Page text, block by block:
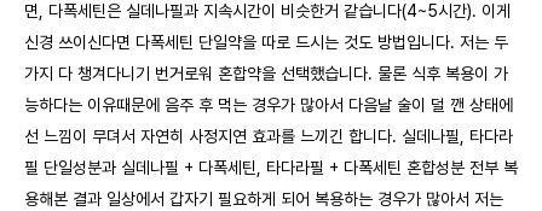
면, 다폭세틴은 실데나필과 지속시간이 비슷한거 같습니다(4~5시간). 이게
신경 쓰이신다면 다폭세틴 단일약을 따로 드시는 것도 방법입니다. 저는 두
가지 다 챙겨다니기 번거로워 혼합약을 선택했습니다. 물론 식후 복용이 가
능하다는 이유때문에 음주 후 먹는 경우가 많아서 다음날 술이 덜 깬 상태에
선 느낌이 무뎌서 자연히 사정지연 효과를 느끼긴 합니다. 실데나필, 타다라
필 단일성분과 실데나필 + 다폭세틴, 타다라필 + 다폭세틴 혼합성분 전부 복
용해본 결과 일상에서 갑자기 필요하게 되어 복용하는 경우가 많아서 저는